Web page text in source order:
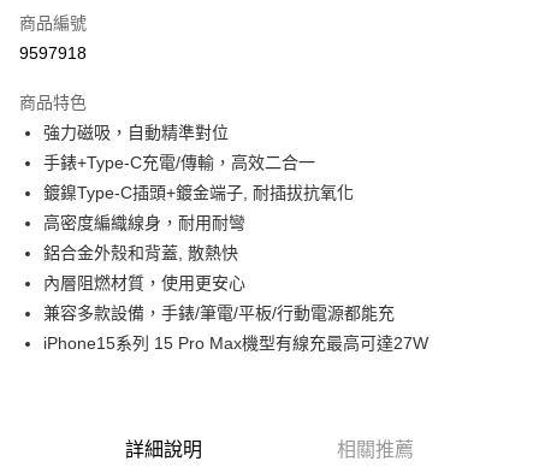
Apple Pay
悠遊付
ATM付款
運送方式
全家取貨付款
每筆NT$65，滿NT$690(含以上)免運費
付款後全家取貨
每筆NT$65，滿NT$690(含以上)免運費
商品編號
9597918
商品特色
強力磁吸，自動精準對位
手錶+Type-C充電/傳輸，高效二合一
鍍鎳Type-C插頭+鍍金端子, 耐插拔抗氧化
高密度編織線身，耐用耐彎
鋁合金外殼和背蓋, 散熱快
內層阻燃材質，使用更安心
兼容多款設備，手錶/筆電/平板/行動電源都能充
iPhone15系列 15 Pro Max機型有線充最高可達27W
詳細說明 相關推薦